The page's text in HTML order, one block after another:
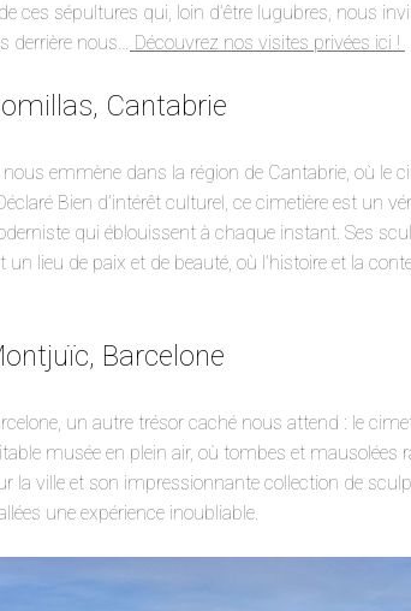
ces sépultures qui, loin d’être lugubres, nous
derrière nous… Découvrez nos visites privées ici !
Cantabrie
emmène dans la région de Cantabrie, où le
Bien d’intérêt culturel, ce cimetière est un
qui éblouissent à chaque instant. Ses
lieu de paix et de beauté, où l’histoire et la
Barcelone
un autre trésor caché nous attend : le
musée en plein air, où tombes et mausolées
la ville et son impressionnante collection de
une expérience inoubliable.